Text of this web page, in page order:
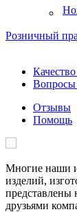
Розничный
Вопросы
Отзывы
Помощь
Многие наши
изделий,
представлены
друзьями